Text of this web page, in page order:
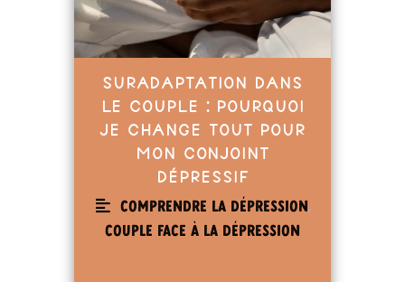
Suradaptation dans
le couple : pourquoi
je change tout pour
mon conjoint
dépressif
Comprendre la dépression,
Couple face à la dépression